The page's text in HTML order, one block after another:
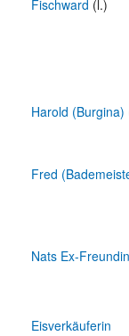
Fischward (l.)
Harold (Burgina)
Fred
Nats Ex-Freundin
Eisverkäuferin